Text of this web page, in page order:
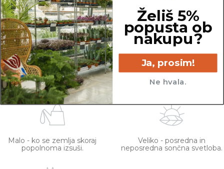
Vse rastline so primarno v plastičnih sadilnih
lončkih. Okrasni lonec ni vključen v ceno.
25 cm 10.5 cm
Malo - ko se zemlja skoraj
popolnoma izsuši.
Veliko - posredna in
neposredna sončna svetloba.
Želiš 5%
popusta ob
nakupu?
Ja, prosim!
Ne hvala.